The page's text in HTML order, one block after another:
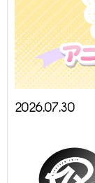
2026.07.30